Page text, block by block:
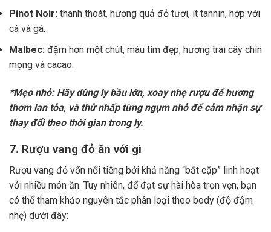
Pinot Noir: thanh thoát, hương quả đỏ tươi, ít tannin, hợp với
cá và gà.
Malbec: đậm hơn một chút, màu tím đẹp, hương trái cây chín
mọng và cacao.
*Mẹo nhỏ: Hãy dùng ly bầu lớn, xoay nhẹ rượu để hương
thơm lan tỏa, và thử nhấp từng ngụm nhỏ để cảm nhận sự
thay đổi theo thời gian trong ly.
7. Rượu vang đỏ ăn với gì
Rượu vang đỏ vốn nổi tiếng bởi khả năng “bắt cặp” linh hoạt
với nhiều món ăn. Tuy nhiên, để đạt sự hài hòa trọn vẹn, bạn
có thể tham khảo nguyên tắc phân loại theo body (độ đậm
nhẹ) dưới đây: